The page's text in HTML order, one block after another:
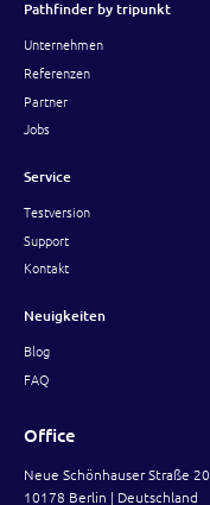
Pathfinder by tripunkt
Unternehmen
Referenzen
Partner
Jobs
Service
Testversion
Support
Kontakt
Neuigkeiten
Blog
FAQ
Office
Neue Schönhauser Straße 20
10178 Berlin | Deutschland